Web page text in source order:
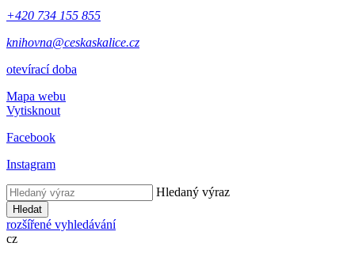
+420 734 155 855
knihovna@ceskaskalice.cz
otevírací doba
Mapa webu
Vytisknout
Facebook
Instagram
Hledaný výraz
Hledat
rozšířené vyhledávání
cz